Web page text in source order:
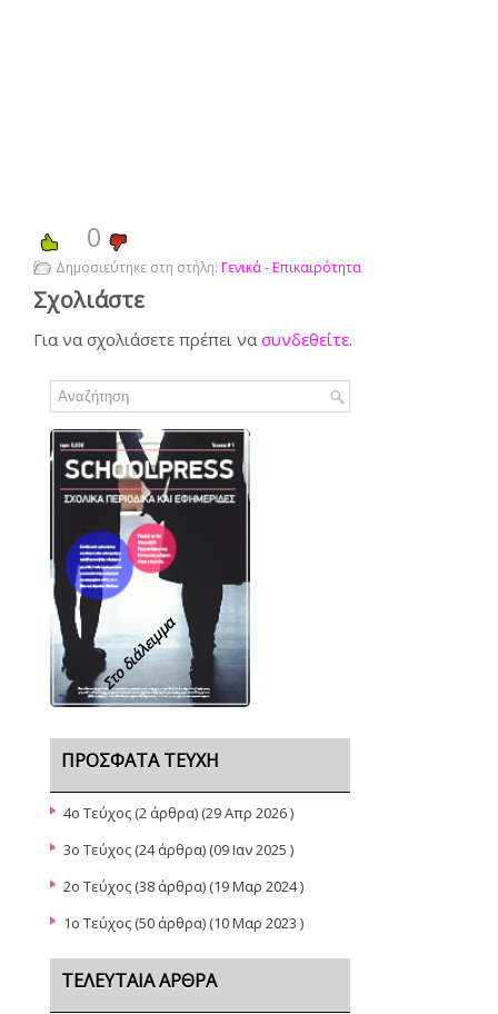
0
Δημοσιεύτηκε στη στήλη: Γενικά - Επικαιρότητα
Σχολιάστε
Για να σχολιάσετε πρέπει να συνδεθείτε.
Στο διάλειμμα
ΠΡΌΣΦΑΤΑ ΤΕΎΧΗ
4o Τεύχος (2 άρθρα) (29 Απρ 2026 )
3ο Τεύχος (24 άρθρα) (09 Ιαν 2025 )
2ο Τεύχος (38 άρθρα) (19 Μαρ 2024 )
1o Τεύχος (50 άρθρα) (10 Μαρ 2023 )
ΤΕΛΕΥΤΑΊΑ ΆΡΘΡΑ